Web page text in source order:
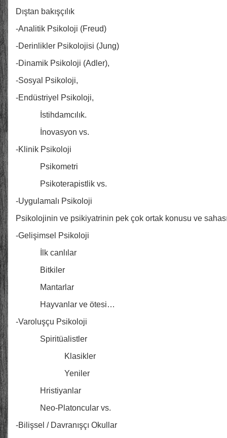
Dıştan bakışçılık
-Analitik Psikoloji (Freud)
-Derinlikler Psikolojisi (Jung)
-Dinamik Psikoloji (Adler),
-Sosyal Psikoloji,
-Endüstriyel Psikoloji,
İstihdamcılık.
İnovasyon vs.
-Klinik Psikoloji
Psikometri
Psikoterapistlik vs.
-Uygulamalı Psikoloji
Psikolojinin ve psikiyatrinin pek çok ortak konusu ve
-Gelişimsel Psikoloji
İlk canlılar
Bitkiler
Mantarlar
Hayvanlar ve ötesi…
-Varoluşçu Psikoloji
Spiritüalistler
Klasikler
Yeniler
Hristiyanlar
Neo-Platoncular vs.
-Bilişsel / Davranışçı Okullar